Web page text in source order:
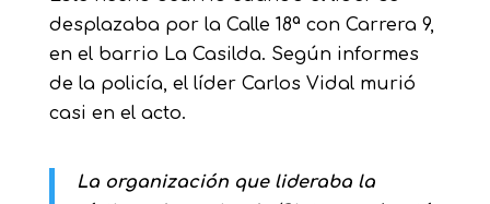
desplazaba por la Calle 18ª con Carrera 9,
en el barrio La Casilda. Según informes
de la policía, el líder Carlos Vidal murió
casi en el acto.
La organización que lideraba la